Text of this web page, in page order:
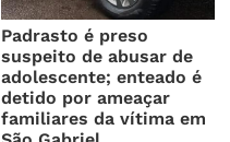
Padrasto é preso
suspeito de abusar de
adolescente; enteado é
detido por ameaçar
familiares da vítima em